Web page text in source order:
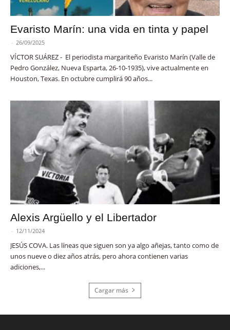
Evaristo Marín: una vida en tinta y papel
- 26/09/2025
VÍCTOR SUÁREZ - El periodista margariteño Evaristo Marín (Valle de
Pedro González, Nueva Esparta, 26-10-1935), vive actualmente en
Houston, Texas. En octubre cumplirá 90 años...
Alexis Argüello y el Libertador
- 12/11/2024
JESÚS COVA. Las líneas que siguen son ya algo añejas, tanto como de
unos nueve o diez años atrás, pero ahora contienen varias
adiciones,...
Cargar más